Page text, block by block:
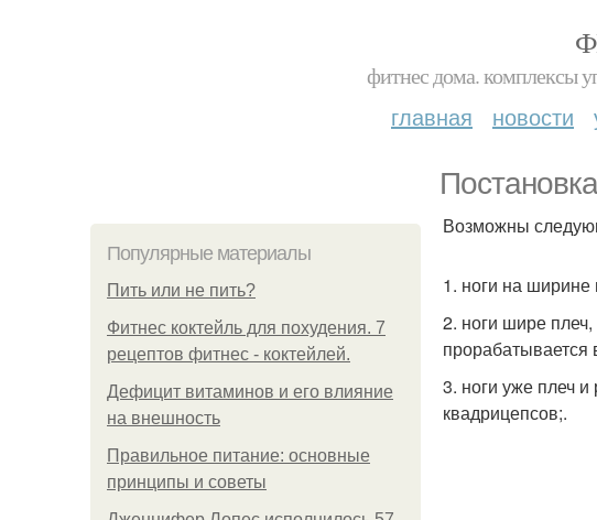
фитнес дома. комплексы
главная новости
Популярные материалы
Пить или не пить?
Фитнес коктейль для похудения. 7
рецептов фитнес - коктейлей.
Дефицит витаминов и его влияние
на внешность
Правильное питание: основные
принципы и советы
Возможны
1. ноги на ширине
2. ноги шире
прорабатывается
3. ноги уже плеч
квадрицепсов;.